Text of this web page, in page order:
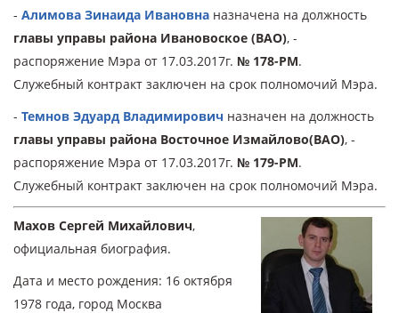
- Алимова Зинаида Ивановна назначена на должность
главы управы района Ивановоское (ВАО), -
распоряжение Мэра от 17.03.2017г. № 178-РМ.
Служебный контракт заключен на срок полномочий Мэра.
- Темнов Эдуард Владимирович назначен на должность
главы управы района Восточное Измайлово(ВАО), -
распоряжение Мэра от 17.03.2017г. № 179-РМ.
Служебный контракт заключен на срок полномочий Мэра.
Махов Сергей Михайлович,
официальная биография.
Дата и место рождения: 16 октября
1978 года, город Москва